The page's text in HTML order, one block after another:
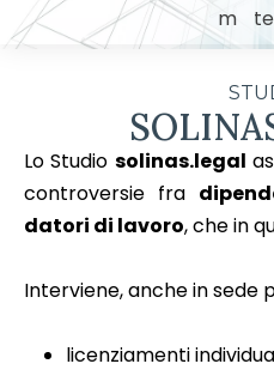
Lo Studio solinas.legal
controversie fra
datori di lavoro, che in
Interviene, anche in sede
licenziamenti